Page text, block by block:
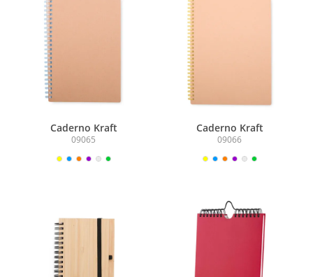
Caderno Kraft
09065
Caderno Kraft
09066